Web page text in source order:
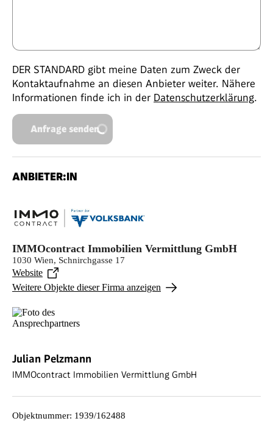
DER STANDARD gibt meine Daten zum Zweck der
Kontaktaufnahme an diesen Anbieter weiter. Nähere
Informationen finde ich in der Datenschutzerklärung.
Anfrage senden
ANBIETER:IN
IMMOcontract Immobilien Vermittlung GmbH
1030 Wien, Schnirchgasse 17
Website
Weitere Objekte dieser Firma anzeigen
Julian Pelzmann
IMMOcontract Immobilien Vermittlung GmbH
Objektnummer: 1939/162488